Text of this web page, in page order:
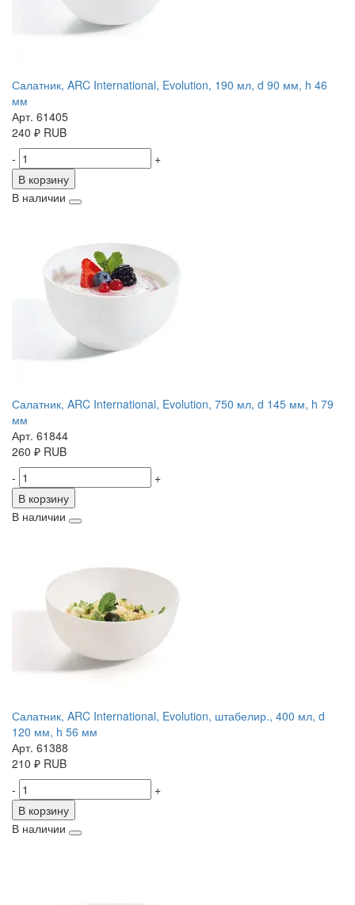
Салатник, ARC International, Evolution, 190 мл, d 90 мм, h 46
мм
Арт. 61405
240 ₽ RUB
-
+
В корзину
В наличии
Салатник, ARC International, Evolution, 750 мл, d 145 мм, h 79
мм
Арт. 61844
260 ₽ RUB
-
+
В корзину
В наличии
Салатник, ARC International, Evolution, штабелир., 400 мл, d
120 мм, h 56 мм
Арт. 61388
210 ₽ RUB
-
+
В корзину
В наличии